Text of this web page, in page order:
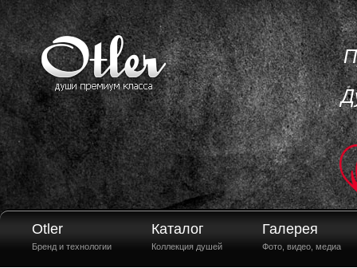
Otler
Бренд и технологии
Каталог
Коллекция душей
Галерея
Фото, видео, медиа